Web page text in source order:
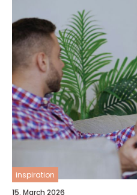
inspiration
15. March 2026